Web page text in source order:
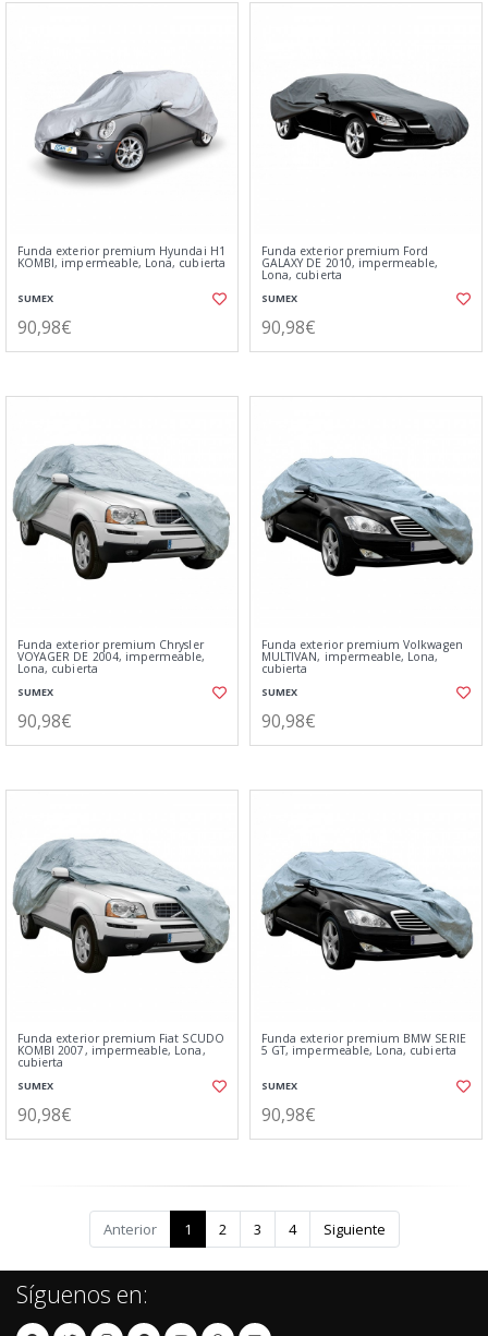
Funda exterior premium Hyundai H1
KOMBI, impermeable, Lona, cubierta
SUMEX
90,98€
Funda exterior premium Ford
GALAXY DE 2010, impermeable,
Lona, cubierta
SUMEX
90,98€
Funda exterior premium Chrysler
VOYAGER DE 2004, impermeable,
Lona, cubierta
SUMEX
90,98€
Funda exterior premium Volkwagen
MULTIVAN, impermeable, Lona,
cubierta
SUMEX
90,98€
Funda exterior premium Fiat SCUDO
KOMBI 2007, impermeable, Lona,
cubierta
SUMEX
90,98€
Funda exterior premium BMW SERIE
5 GT, impermeable, Lona, cubierta
SUMEX
90,98€
Anterior 1 2 3 4 Siguiente
Síguenos en: